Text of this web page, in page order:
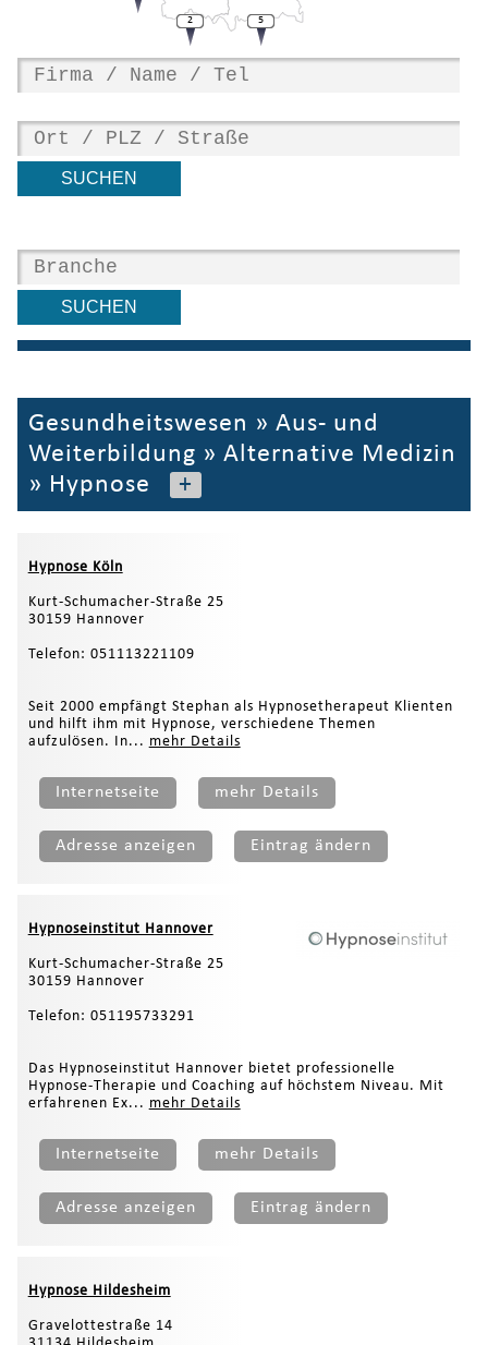
2 5
Gesundheitswesen » Aus- und
Weiterbildung » Alternative Medizin
» Hypnose +
Hypnose Köln
Kurt-Schumacher-Straße 25
30159 Hannover
Telefon: 051113221109
Seit 2000 empfängt Stephan als Hypnosetherapeut Klienten
und hilft ihm mit Hypnose, verschiedene Themen
aufzulösen. In... mehr Details
Internetseite mehr Details
Adresse anzeigen Eintrag ändern
Hypnoseinstitut Hannover
Kurt-Schumacher-Straße 25
30159 Hannover
Telefon: 051195733291
Das Hypnoseinstitut Hannover bietet professionelle
Hypnose-Therapie und Coaching auf höchstem Niveau. Mit
erfahrenen Ex... mehr Details
Internetseite mehr Details
Adresse anzeigen Eintrag ändern
Hypnose Hildesheim
Gravelottestraße 14